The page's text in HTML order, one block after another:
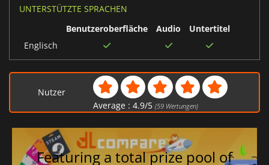
UNTERSTÜTZTE SPRACHEN
Benutzeroberfläche
Audio
Untertitel
Englisch
Nutzer
Average : 4.9/5 (59Wertungen)
Featuring a total prize pool of